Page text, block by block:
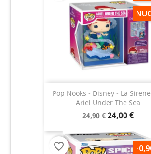
Pop Nooks - Disney - La
Ariel Under The Sea
24,90 € 24,00 €
-
favorite_border